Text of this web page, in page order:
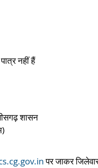
नहीं हैं
शासन​
पर जाकर